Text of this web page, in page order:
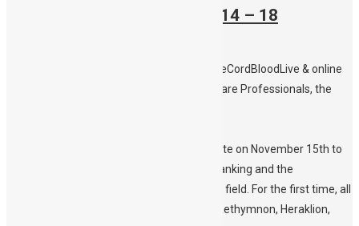
14 – 18
#StemCellAwarenessWeek2022 #DonateCordBloodLive & online
events, open to Parents, Students, Healthcare Professionals, the
Aegean (https://www.pnai.gov.gr/) illuminate on November 15th to
raise awareness on cord blood donation/banking and the
therapeutic properties and advances in the field. For the first time, all
four HQs of Crete’s prefectures – Chania, Rethymnon, Heraklion,